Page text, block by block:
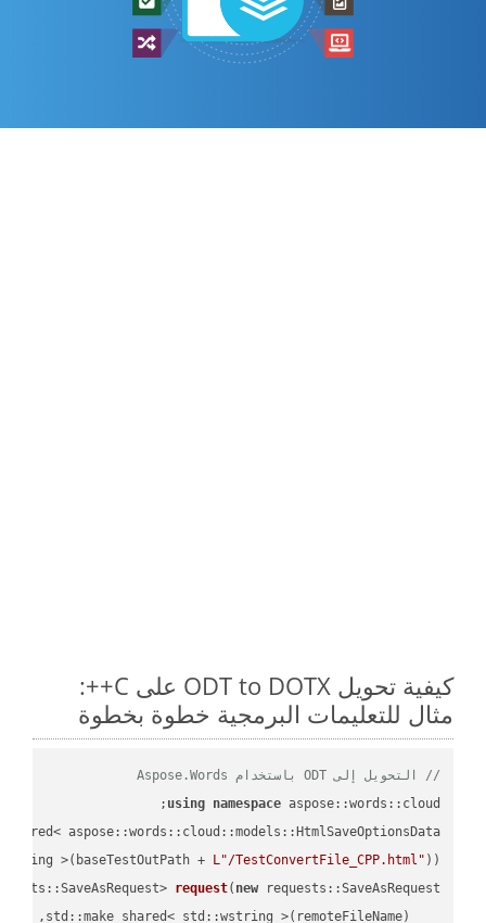
كيفية تحويل ODT to DOTX على C++:
مثال للتعليمات البرمجية خطوة بخطوة
// التحويل إلى ODT باستخدام Aspose.Words
using namespace aspose::words::cloud;
>(baseTestOutPath + L"/TestConvertFile_CPP.html" ));
request( new